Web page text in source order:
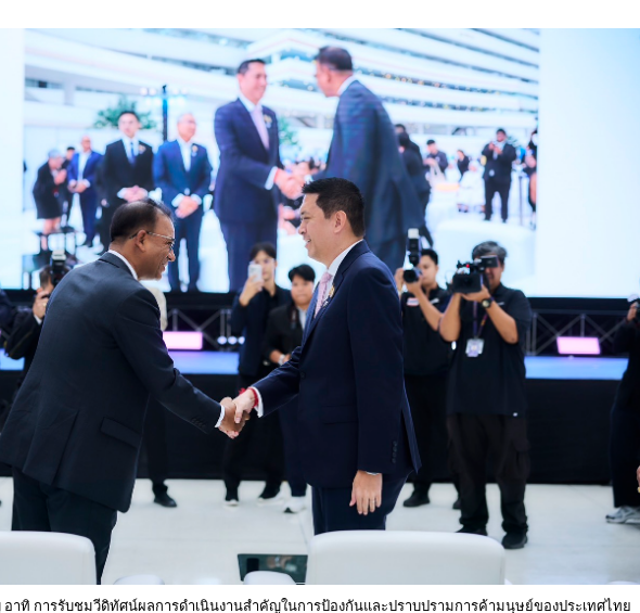
าทิ การรับชมวีดิทัศน์ผลการดำเนินงานสำคัญในการป้องกันและปราบปรามการค้ามนุษย์ของประเทศไทย